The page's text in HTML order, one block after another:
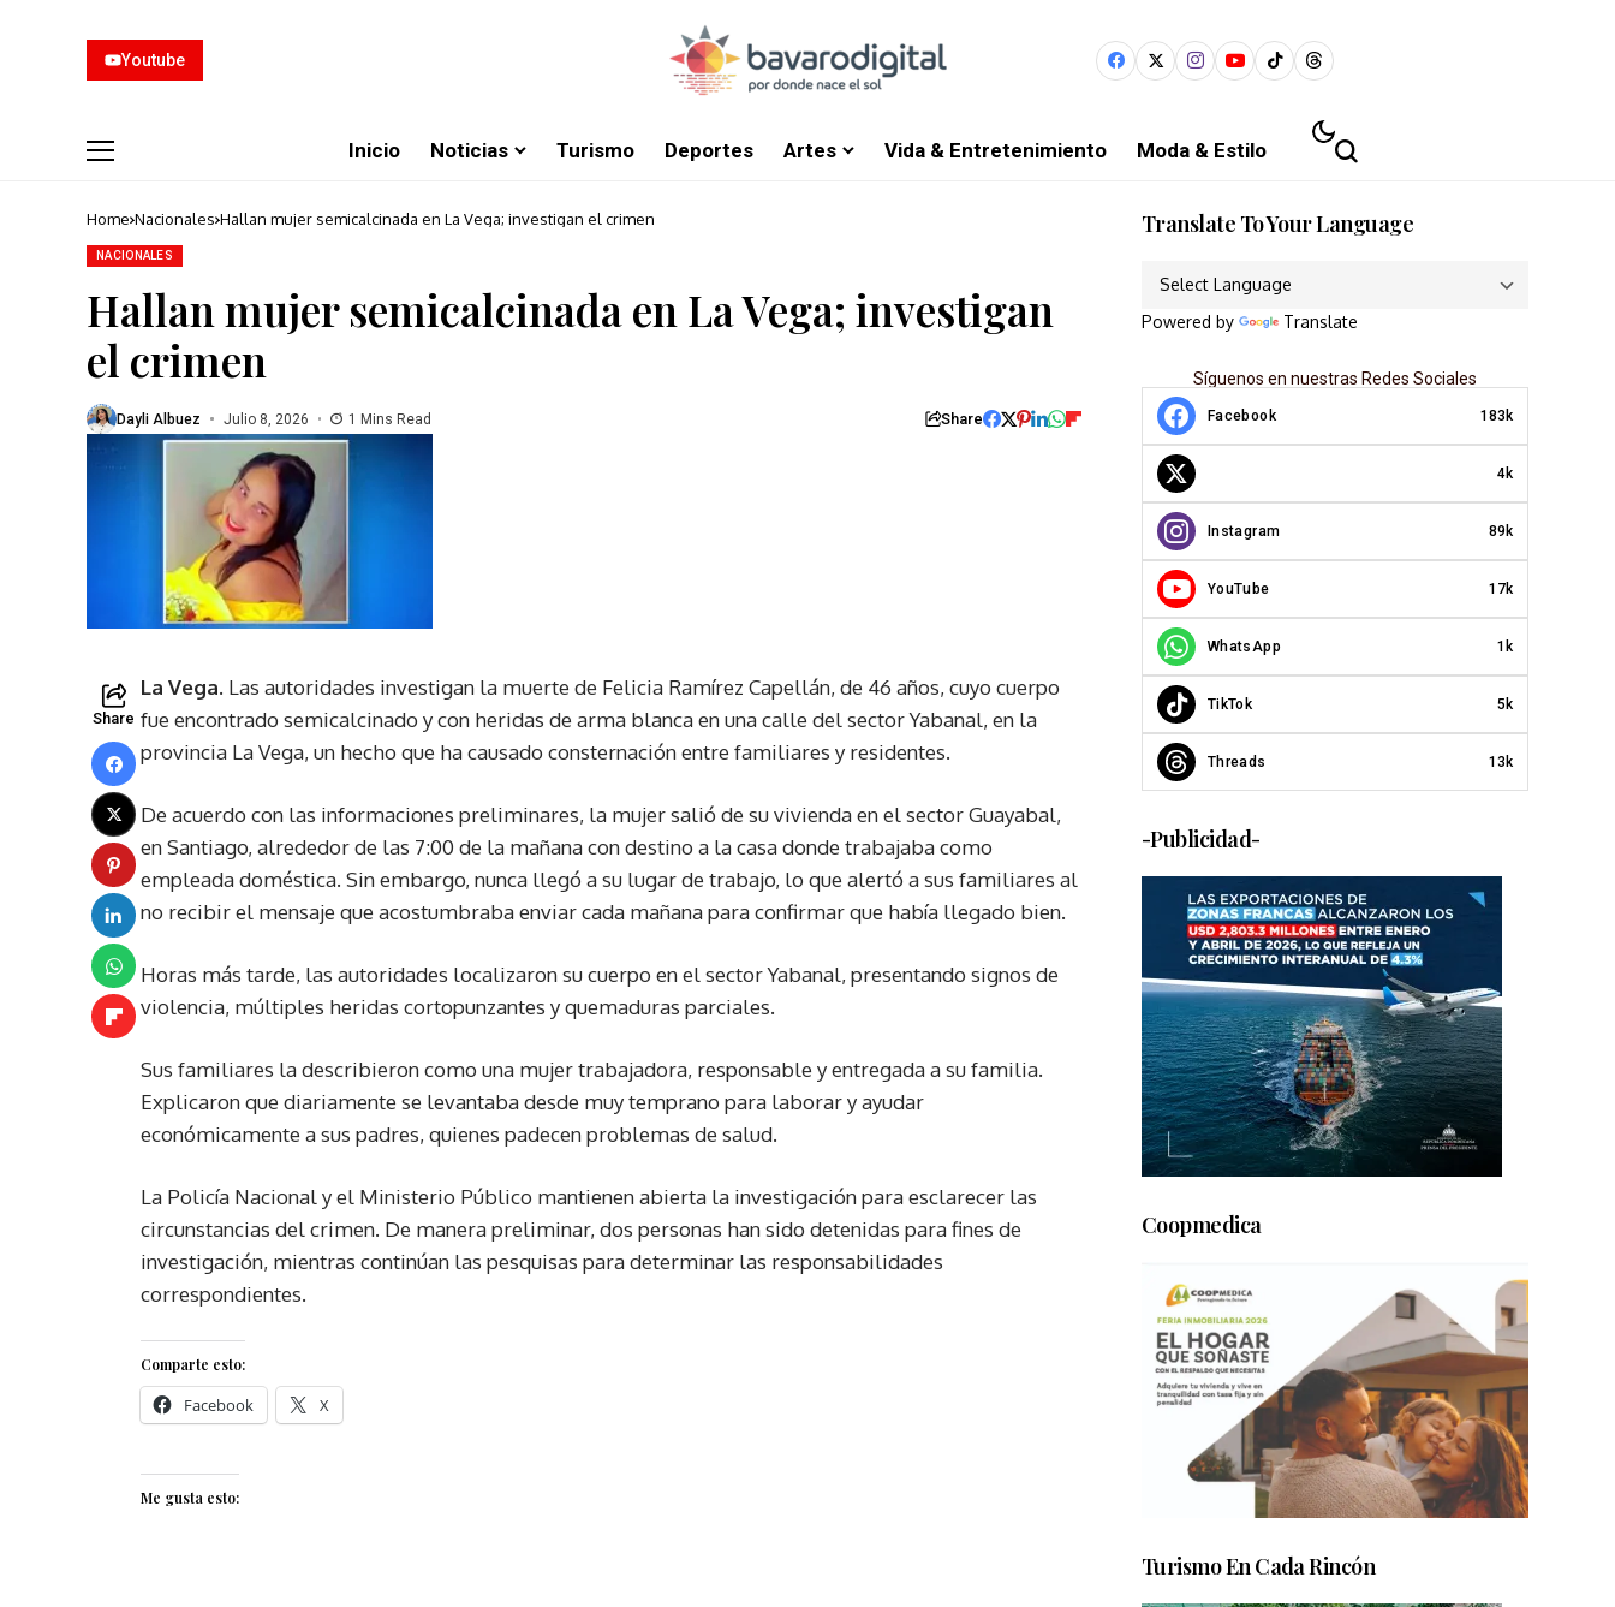
Youtube
Inicio Noticias Turismo Deportes Artes Vida & Entretenimiento Moda & Estilo
Home Nacionales Hallan mujer semicalcinada en La Vega; investigan el crimen
NACIONALES
Hallan mujer semicalcinada en La Vega; investigan
el crimen
Dayli Albuez Julio 8, 2026 1 Mins Read Share
Share
La Vega. Las autoridades investigan la muerte de Felicia Ramírez Capellán, de 46 años, cuyo cuerpo
fue encontrado semicalcinado y con heridas de arma blanca en una calle del sector Yabanal, en la
provincia La Vega, un hecho que ha causado consternación entre familiares y residentes.
De acuerdo con las informaciones preliminares, la mujer salió de su vivienda en el sector Guayabal,
en Santiago, alrededor de las 7:00 de la mañana con destino a la casa donde trabajaba como
empleada doméstica. Sin embargo, nunca llegó a su lugar de trabajo, lo que alertó a sus familiares al
no recibir el mensaje que acostumbraba enviar cada mañana para confirmar que había llegado bien.
Horas más tarde, las autoridades localizaron su cuerpo en el sector Yabanal, presentando signos de
violencia, múltiples heridas cortopunzantes y quemaduras parciales.
Sus familiares la describieron como una mujer trabajadora, responsable y entregada a su familia.
Explicaron que diariamente se levantaba desde muy temprano para laborar y ayudar
económicamente a sus padres, quienes padecen problemas de salud.
La Policía Nacional y el Ministerio Público mantienen abierta la investigación para esclarecer las
circunstancias del crimen. De manera preliminar, dos personas han sido detenidas para fines de
investigación, mientras continúan las pesquisas para determinar las responsabilidades
correspondientes.
Comparte esto:
Facebook X
Me gusta esto:
Translate To Your Language
Powered by Translate
Síguenos en nuestras Redes Sociales
Facebook 183k
4k
Instagram 89k
YouTube 17k
WhatsApp 1k
TikTok 5k
Threads 13k
-Publicidad-
Coopmedica
Turismo En Cada Rincón